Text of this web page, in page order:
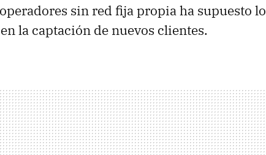
sin red fija propia ha supuesto lo
la captación de nuevos clientes.